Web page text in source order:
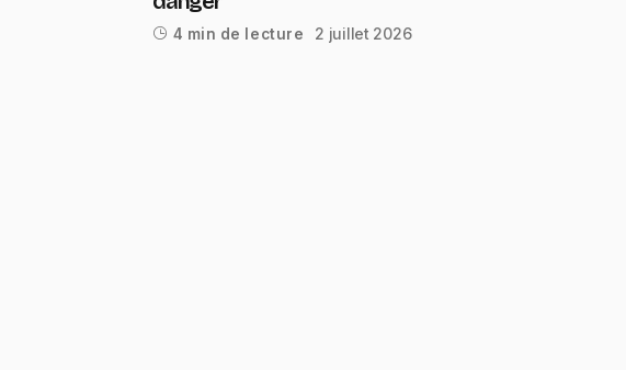
4 min de lecture 2 juillet 2026